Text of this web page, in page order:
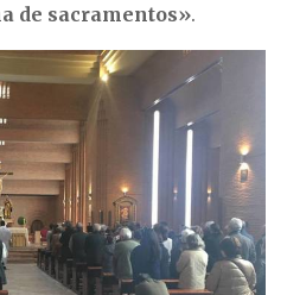
de sacramentos».